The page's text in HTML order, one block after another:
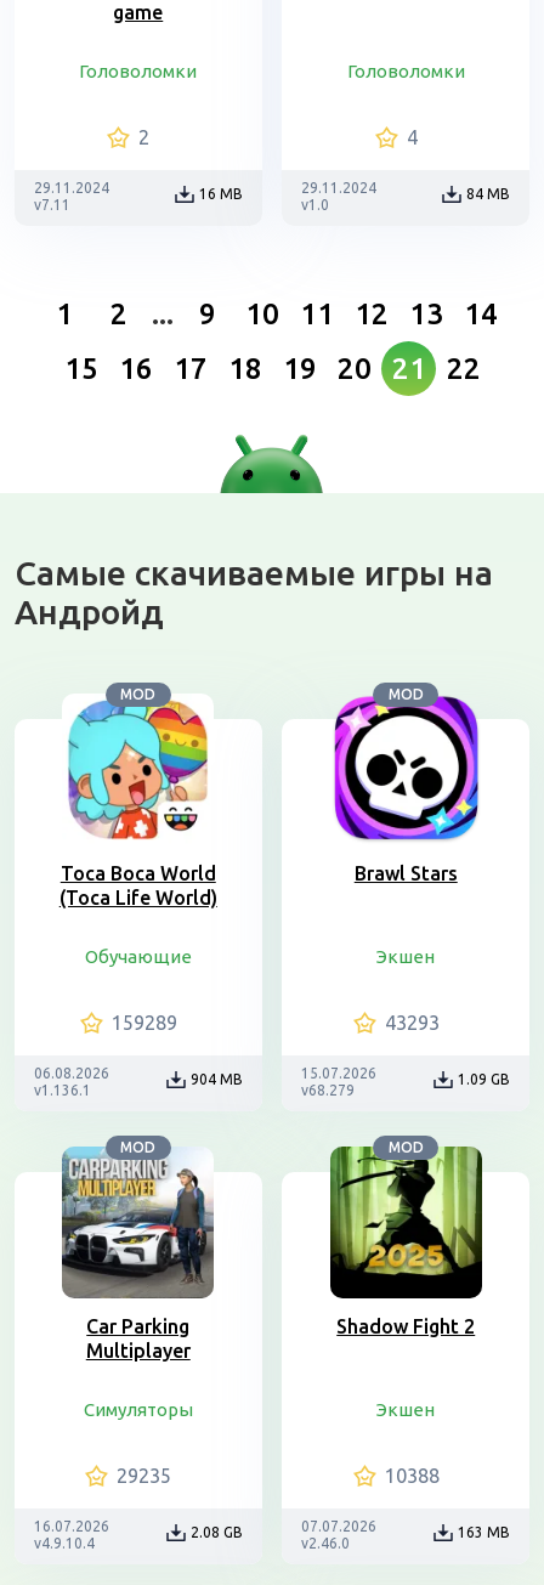
game
Головоломки
2
29.11.2024
v7.11
16 MB
Головоломки
4
29.11.2024
v1.0
84 MB
1 2 ... 9 10 11 12 13
14
15
16 17 18 19 20 21 22
Самые скачиваемые игры на
Андройд
MOD
Toca Boca World
(Toca Life World)
Обучающие
159289
06.08.2026
v1.136.1
904 MB
MOD
Brawl Stars
Экшен
43293
15.07.2026
v68.279
1.09 GB
MOD
Car Parking
Multiplayer
Симуляторы
29235
16.07.2026
v4.9.10.4
2.08 GB
MOD
Shadow Fight 2
Экшен
10388
07.07.2026
v2.46.0
163 MB